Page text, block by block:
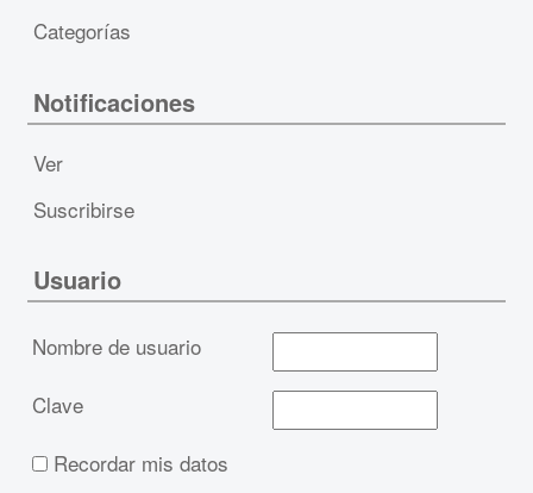
Categorías
Notificaciones
Ver
Suscribirse
Usuario
Nombre de usuario
Clave
Recordar mis datos